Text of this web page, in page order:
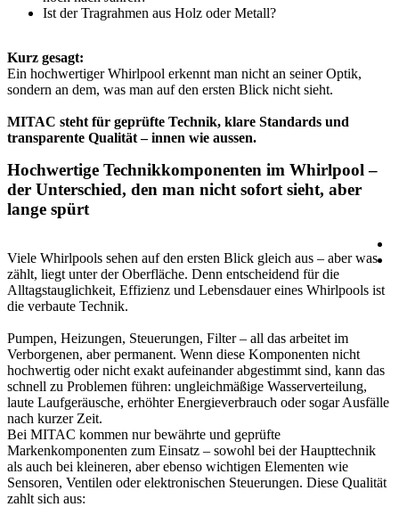
Ist der Tragrahmen aus Holz oder Metall?
Kurz gesagt:
Ein hochwertiger Whirlpool erkennt man nicht an seiner Optik,
sondern an dem, was man auf den ersten Blick nicht sieht.
MITAC steht für geprüfte Technik, klare Standards und
transparente Qualität – innen wie aussen.
Hochwertige Technikkomponenten im Whirlpool –
der Unterschied, den man nicht sofort sieht, aber
lange spürt
Viele Whirlpools sehen auf den ersten Blick gleich aus – aber was
zählt, liegt unter der Oberfläche. Denn entscheidend für die
Alltagstauglichkeit, Effizienz und Lebensdauer eines Whirlpools ist
die verbaute Technik.
Pumpen, Heizungen, Steuerungen, Filter – all das arbeitet im
Verborgenen, aber permanent. Wenn diese Komponenten nicht
hochwertig oder nicht exakt aufeinander abgestimmt sind, kann das
schnell zu Problemen führen: ungleichmäßige Wasserverteilung,
laute Laufgeräusche, erhöhter Energieverbrauch oder sogar Ausfälle
nach kurzer Zeit.
Bei MITAC kommen nur bewährte und geprüfte
Markenkomponenten zum Einsatz – sowohl bei der Haupttechnik
als auch bei kleineren, aber ebenso wichtigen Elementen wie
Sensoren, Ventilen oder elektronischen Steuerungen. Diese Qualität
zahlt sich aus: